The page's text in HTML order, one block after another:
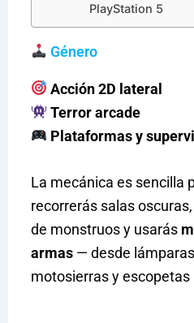
PlayStation 5
Género
Acción 2D lateral
Terror arcade
Plataformas y
La mecánica es sencilla
recorrerás salas
de monstruos y usarás
armas— desde
motosierras y